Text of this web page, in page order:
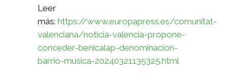
Leer
más: https://www.europapress.es/comunitat-
valenciana/noticia-valencia-propone-
conceder-benicalap-denominacion-
barrio-musica-20240321135325.html